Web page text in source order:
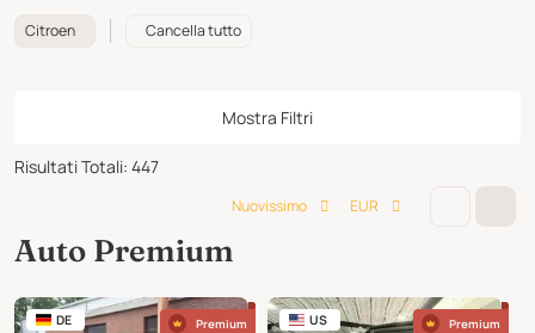
Citroen Cancella tutto
Mostra Filtri
Risultati Totali: 447
Nuovissimo EUR
Auto Premium
DE Premium US Premium